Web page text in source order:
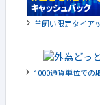
羊飼い限定タイア
1000通貨単位での